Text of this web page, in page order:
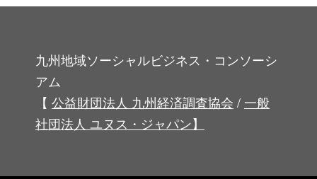
九州地域ソーシャルビジネス・コンソーシ
アム
【 公益財団法人 九州経済調査協会 / 一般
社団法人 ユヌス・ジャパン】